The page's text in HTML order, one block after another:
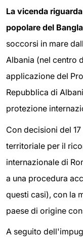
La vicenda riguarda
popolare del
soccorsi in mare
Albania (nel centro
applicazione del
Repubblica di
protezione
Con decisioni del
territoriale per il
internazionale di
a una procedura
questi casi), con la
paese di origine
A seguito